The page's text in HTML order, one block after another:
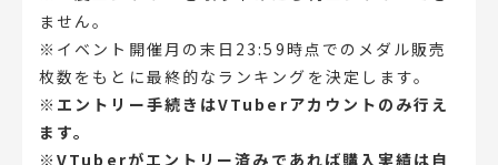
ません。
※イベント開催月の末日23:59時点でのメダル販売
枚数をもとに最終的なランキングを決定します。
※エントリー手続きはVTuberアカウントのみ行え
ます。
※VTuberがエントリー済みであれば購入実績は自